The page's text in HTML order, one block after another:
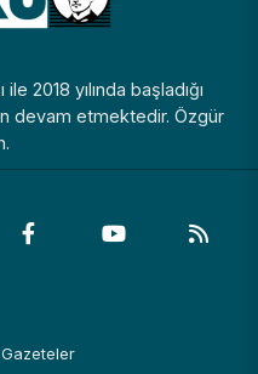
2018 yılında başladığı
devam etmektedir. Özgür
Gazeteler